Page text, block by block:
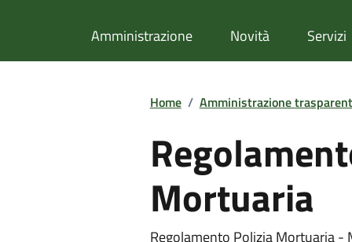
Amministrazione Novità Servizi
Home / Amministrazione
Mortuaria
Regolamento Polizia Mortuaria -